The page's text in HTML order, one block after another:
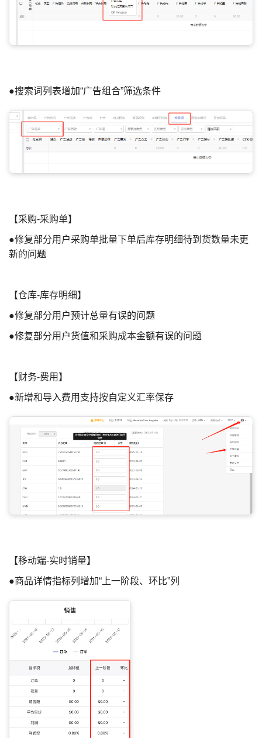
●搜索词列表增加“广告组合”筛选条件
【采购-采购单】
●修复部分用户采购单批量下单后库存明细待到货数量未更
新的问题
【仓库-库存明细】
●修复部分用户预计总量有误的问题
●修复部分用户货值和采购成本金额有误的问题
【财务-费用】
●新增和导入费用支持按自定义汇率保存
【移动端-实时销量】
●商品详情指标列增加“上一阶段、环比”列